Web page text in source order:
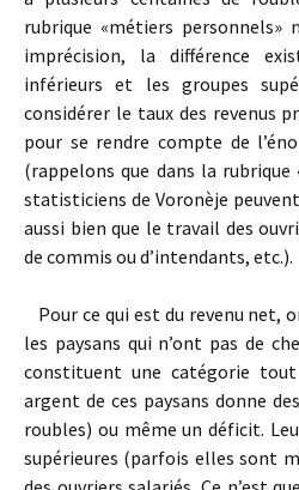
rubrique «métiers personnels»
imprécision, la différence
inférieurs et les groupes
considérer le taux des revenus
pour se rendre compte de
(rappelons que dans la
statisticiens de Voronèje
aussi bien que le travail des
de commis ou d’intendants, etc.).
Pour ce qui est du revenu net,
les paysans qui n’ont pas de
constituent une catégorie
argent de ces paysans donne
roubles) ou même un déficit.
supérieures (parfois elles sont